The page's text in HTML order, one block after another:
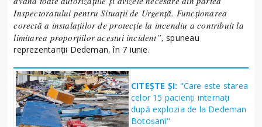
Inspectoratului pentru Situații de Urgență. Funcționarea
corectă a instalațiilor de protecție la incendiu a contribuit la
limitarea proporțiilor acestui incident”, spuneau
reprezentanții Dedeman, în 7 iunie.
CITEȘTE ȘI: "Care este starea
celor 15 pacienți internați
după explozia de la Dedeman
Botoșani"